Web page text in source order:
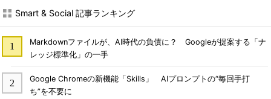
Smart & Social 記事ランキング
Markdownファイルが、AI時代の負債に？ Googleが提案する「ナ
レッジ標準化」の一手
Google Chromeの新機能「Skills」 AIプロンプトの“毎回手打
ち”を不要に